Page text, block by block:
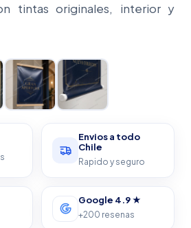
tintas originales, interior y
Envios a todo
Chile
Rapido y seguro
Google 4.9 ★
+200 resenas